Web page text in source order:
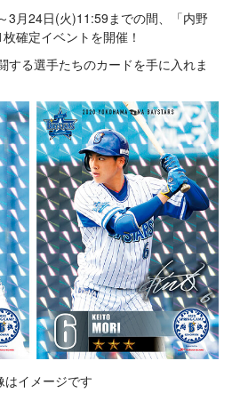
3月24日(火)11:59までの間、「内野
定イベントを開催！
する選手たちのカードを手に入れま
はイメージです